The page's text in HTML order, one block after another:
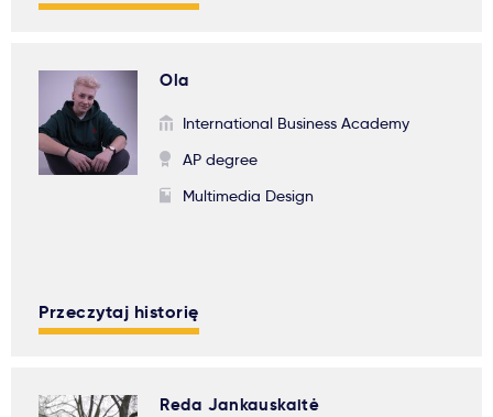
Ola
International Business Academy
AP degree
Multimedia Design
Przeczytaj historię
Reda Jankauskaitė